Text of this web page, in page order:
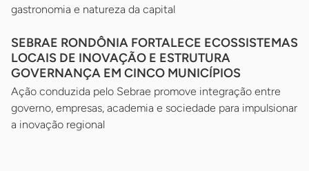
gastronomia e natureza da capital
SEBRAE RONDÔNIA FORTALECE ECOSSISTEMAS
LOCAIS DE INOVAÇÃO E ESTRUTURA
GOVERNANÇA EM CINCO MUNICÍPIOS
Ação conduzida pelo Sebrae promove integração entre
governo, empresas, academia e sociedade para impulsionar
a inovação regional